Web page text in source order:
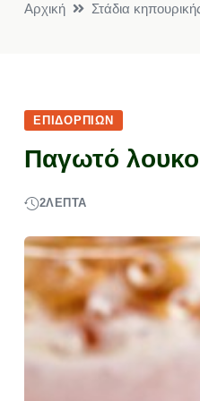
Αρχική Στάδια
ΕΠΙΔΟΡΠΊΩΝ
Παγωτό
2ΛΕΠΤΆ